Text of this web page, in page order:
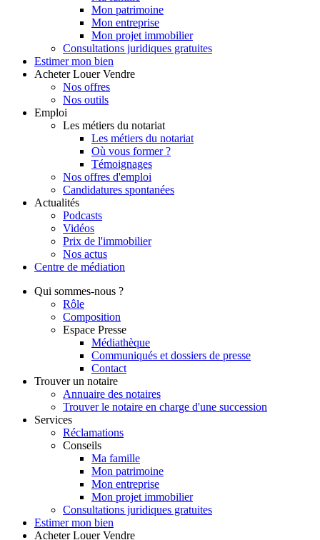
Mon patrimoine
Mon entreprise
Mon projet immobilier
Consultations juridiques gratuites
Estimer mon bien
Acheter Louer Vendre
Nos offres
Nos outils
Emploi
Les métiers du notariat
Les métiers du notariat
Où vous former ?
Témoignages
Nos offres d'emploi
Candidatures spontanées
Actualités
Podcasts
Vidéos
Prix de l'immobilier
Nos actus
Centre de médiation
Qui sommes-nous ?
Rôle
Composition
Espace Presse
Médiathèque
Communiqués et dossiers de presse
Contact
Trouver un notaire
Annuaire des notaires
Trouver le notaire en charge d'une succession
Services
Réclamations
Conseils
Ma famille
Mon patrimoine
Mon entreprise
Mon projet immobilier
Consultations juridiques gratuites
Estimer mon bien
Acheter Louer Vendre